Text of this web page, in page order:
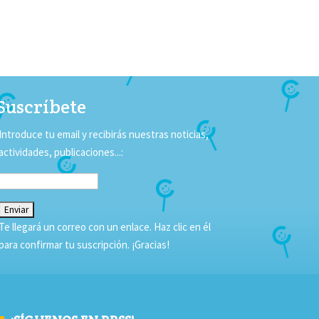
Introduce tu email y recibirás nuestras noticias,
actividades, publicaciones...:
Te llegará un correo con un enlace. Haz clic en él
confirmar tu suscripción. ¡Gracias!